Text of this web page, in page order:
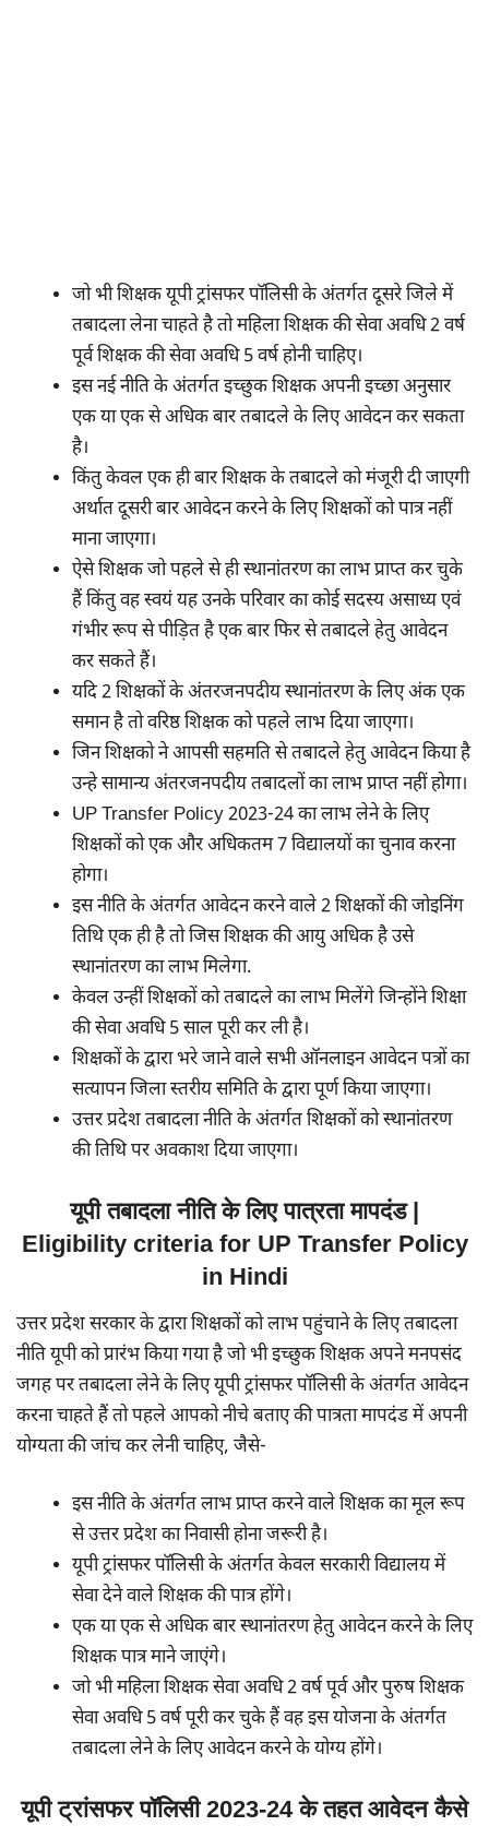
जो भी शिक्षक यूपी ट्रांसफर पॉलिसी के अंतर्गत दूसरे जिले में
तबादला लेना चाहते है तो महिला शिक्षक की सेवा अवधि 2 वर्ष
पूर्व शिक्षक की सेवा अवधि 5 वर्ष होनी चाहिए।
इस नई नीति के अंतर्गत इच्छुक शिक्षक अपनी इच्छा अनुसार
एक या एक से अधिक बार तबादले के लिए आवेदन कर सकता
है।
किंतु केवल एक ही बार शिक्षक के तबादले को मंजूरी दी जाएगी
अर्थात दूसरी बार आवेदन करने के लिए शिक्षकों को पात्र नहीं
माना जाएगा।
ऐसे शिक्षक जो पहले से ही स्थानांतरण का लाभ प्राप्त कर चुके
हैं किंतु वह स्वयं यह उनके परिवार का कोई सदस्य असाध्य एवं
गंभीर रूप से पीड़ित है एक बार फिर से तबादले हेतु आवेदन
कर सकते हैं।
यदि 2 शिक्षकों के अंतरजनपदीय स्थानांतरण के लिए अंक एक
समान है तो वरिष्ठ शिक्षक को पहले लाभ दिया जाएगा।
जिन शिक्षको ने आपसी सहमति से तबादले हेतु आवेदन किया है
उन्हे सामान्य अंतरजनपदीय तबादलों का लाभ प्राप्त नहीं होगा।
UP Transfer Policy 2023-24 का लाभ लेने के लिए
शिक्षकों को एक और अधिकतम 7 विद्यालयों का चुनाव करना
होगा।
इस नीति के अंतर्गत आवेदन करने वाले 2 शिक्षकों की जोइनिंग
तिथि एक ही है तो जिस शिक्षक की आयु अधिक है उसे
स्थानांतरण का लाभ मिलेगा.
केवल उन्हीं शिक्षकों को तबादले का लाभ मिलेंगे जिन्होंने शिक्षा
की सेवा अवधि 5 साल पूरी कर ली है।
शिक्षकों के द्वारा भरे जाने वाले सभी ऑनलाइन आवेदन पत्रों का
सत्यापन जिला स्तरीय समिति के द्वारा पूर्ण किया जाएगा।
उत्तर प्रदेश तबादला नीति के अंतर्गत शिक्षकों को स्थानांतरण
की तिथि पर अवकाश दिया जाएगा।
यूपी तबादला नीति के लिए पात्रता मापदंड |
Eligibility criteria for UP Transfer Policy
in Hindi
उत्तर प्रदेश सरकार के द्वारा शिक्षकों को लाभ पहुंचाने के लिए तबादला
नीति यूपी को प्रारंभ किया गया है जो भी इच्छुक शिक्षक अपने मनपसंद
जगह पर तबादला लेने के लिए यूपी ट्रांसफर पॉलिसी के अंतर्गत आवेदन
करना चाहते हैं तो पहले आपको नीचे बताए की पात्रता मापदंड में अपनी
योग्यता की जांच कर लेनी चाहिए, जैसे-
इस नीति के अंतर्गत लाभ प्राप्त करने वाले शिक्षक का मूल रूप
से उत्तर प्रदेश का निवासी होना जरूरी है।
यूपी ट्रांसफर पॉलिसी के अंतर्गत केवल सरकारी विद्यालय में
सेवा देने वाले शिक्षक की पात्र होंगे।
एक या एक से अधिक बार स्थानांतरण हेतु आवेदन करने के लिए
शिक्षक पात्र माने जाएंगे।
जो भी महिला शिक्षक सेवा अवधि 2 वर्ष पूर्व और पुरुष शिक्षक
सेवा अवधि 5 वर्ष पूरी कर चुके हैं वह इस योजना के अंतर्गत
तबादला लेने के लिए आवेदन करने के योग्य होंगे।
यूपी ट्रांसफर पॉलिसी 2023-24 के तहत आवेदन कैसे